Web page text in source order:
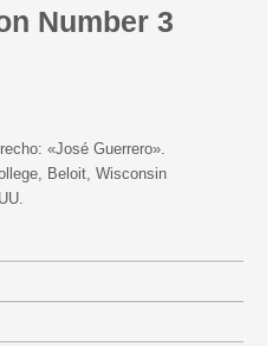
Number 3
«José Guerrero».
Beloit, Wisconsin